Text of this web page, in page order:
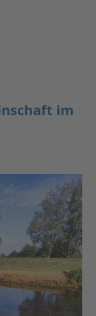
im